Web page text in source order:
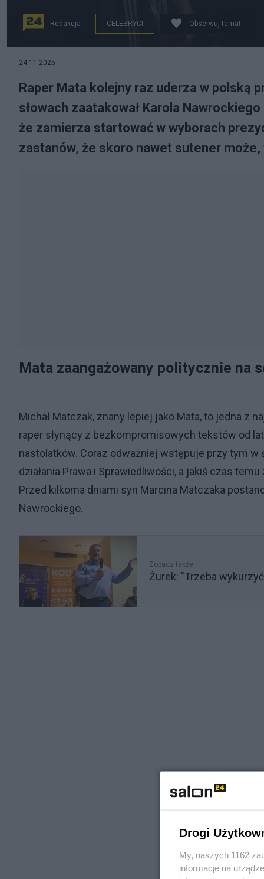
Redakcja CELEBRYCI Obserwuj temat
24.11.2025
Raper Mata kolejny raz uderza w polską
słowach zaatakował Karola
że zamierza startować w wyborach
zastanów, że skoro nawet sutener może,
Mata zaangażowany politycznie na
Michał Matczak, znany lepiej jako Mata, to jedna z
raper słynący z bezkompromisowych tekstów od
nastolatków. Coraz odważniej wstępuje przy tym
działania Prawa i Sprawiedliwości, a jakiś czas
Przed kilkoma dniami syn Marcina Matczaka
Nawrockiego.
Zobacz także
Żurek: "Trzeba
Drogi
My, naszych 1162
informacje na